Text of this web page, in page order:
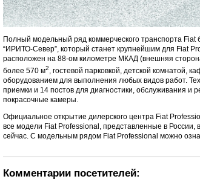
Полный модельный ряд коммерческого транспорта
“ИРИТО-Север”, который станет крупнейшим для Fiat
расположен на 88-ом километре МКАД (внешняя
более 570 м2, гостевой парковкой, детской
оборудованием для выполнения любых видов работ.
приемки и 14 постов для диагностики, обслуживания и
покрасочные камеры.
Официальное открытие дилерского центра Fiat
все модели Fiat Professional, представленные в
сейчас. С модельным рядом Fiat Professional можно
Комментарии посетителей: